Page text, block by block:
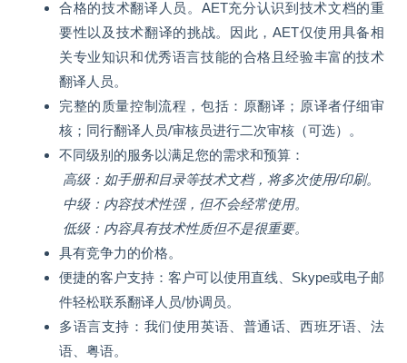
合格的技术翻译人员。AET充分认识到技术文档的重
要性以及技术翻译的挑战。因此，AET仅使用具备相
关专业知识和优秀语言技能的合格且经验丰富的技术
翻译人员。
完整的质量控制流程，包括：原翻译；原译者仔细审
核；同行翻译人员/审核员进行二次审核（可选）。
不同级别的服务以满足您的需求和预算：
高级：如手册和目录等技术文档，将多次使用/印刷。
中级：内容技术性强，但不会经常使用。
低级：内容具有技术性质但不是很重要。
具有竞争力的价格。
便捷的客户支持：客户可以使用直线、Skype或电子邮
件轻松联系翻译人员/协调员。
多语言支持：我们使用英语、普通话、西班牙语、法
语、粤语。